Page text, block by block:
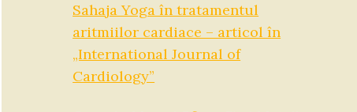
Sahaja Yoga în tratamentul
aritmiilor cardiace – articol în
„International Journal of
Cardiology”